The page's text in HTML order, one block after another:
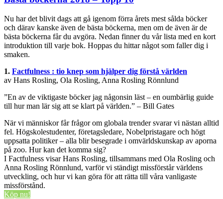
Nu har det blivit dags att gå igenom förra årets mest sålda böcker
och därav kanske även de bästa böckerna, men om de även är de
bästa böckerna får du avgöra. Nedan finner du vår lista med en kort
introduktion till varje bok. Hoppas du hittar något som faller dig i
smaken.
1. Factfulness : tio knep som hjälper dig förstå världen
av Hans Rosling, Ola Rosling, Anna Rosling Rönnlund
”En av de viktigaste böcker jag någonsin läst – en oumbärlig guide
till hur man lär sig att se klart på världen.” – Bill Gates
När vi människor får frågor om globala trender svarar vi nästan alltid
fel. Högskolestudenter, företagsledare, Nobelpristagare och högt
uppsatta politiker – alla blir besegrade i omvärldskunskap av aporna
på zoo. Hur kan det komma sig?
I Factfulness visar Hans Rosling, tillsammans med Ola Rosling och
Anna Rosling Rönnlund, varför vi ständigt missförstår världens
utveckling, och hur vi kan göra för att rätta till våra vanligaste
missförstånd.
Köp nu!